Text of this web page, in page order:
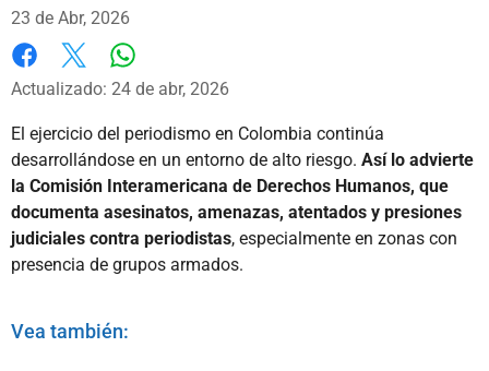
23 de Abr, 2026
Facebook
X
Actualizado: 24 de abr, 2026
El ejercicio del periodismo en Colombia continúa
desarrollándose en un entorno de alto riesgo. Así lo advierte
la Comisión Interamericana de Derechos Humanos, que
documenta asesinatos, amenazas, atentados y presiones
judiciales contra periodistas, especialmente en zonas con
presencia de grupos armados.
Vea también: